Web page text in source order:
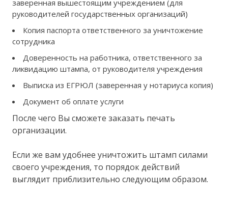
заверенная вышестоящим учреждением (для
руководителей государственных организаций)
Копия паспорта ответственного за уничтожение
сотрудника
Доверенность на работника, ответственного за
ликвидацию штампа, от руководителя учреждения
Выписка из ЕГРЮЛ (заверенная у нотариуса копия)
Документ об оплате услуги
После чего Вы сможете заказать печать
организации.
Если же вам удобнее уничтожить штамп силами
своего учреждения, то порядок действий
выглядит приблизительно следующим образом.